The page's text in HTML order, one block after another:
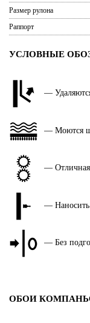
Размер рулона
Раппорт
УСЛОВНЫЕ
—
— Моются
— Отличная
— Наносить
— Без
ОБОИ